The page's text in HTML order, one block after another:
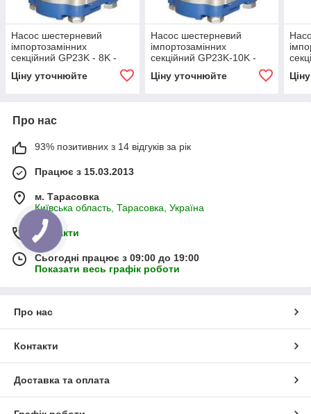
Насос шестерневий
імпортозамінних
секційний GP23K - 8K -
Ціну уточнюйте
Насос шестерневий
імпортозамінних
секційний GP23K-10K -
Ціну уточнюйте
Про нас
93% позитивних з 14 відгуків за рік
Працює з 15.03.2013
м. Тарасовка
Київська область, Тарасовка, Україна
Контакти
Сьогодні працює з 09:00 до 19:00
Показати весь графік роботи
Про нас
Контакти
Доставка та оплата